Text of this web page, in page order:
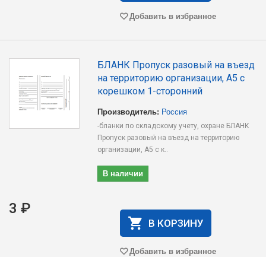
Добавить в избранное
БЛАНК Пропуск разовый на въезд
на территорию организации, А5 с
корешком 1-сторонний
Производитель: Россия
-бланки по складскому учету, охране БЛАНК
Пропуск разовый на въезд на территорию
организации, А5 с к..
В наличии
3 ₽
В КОРЗИНУ
Добавить в избранное